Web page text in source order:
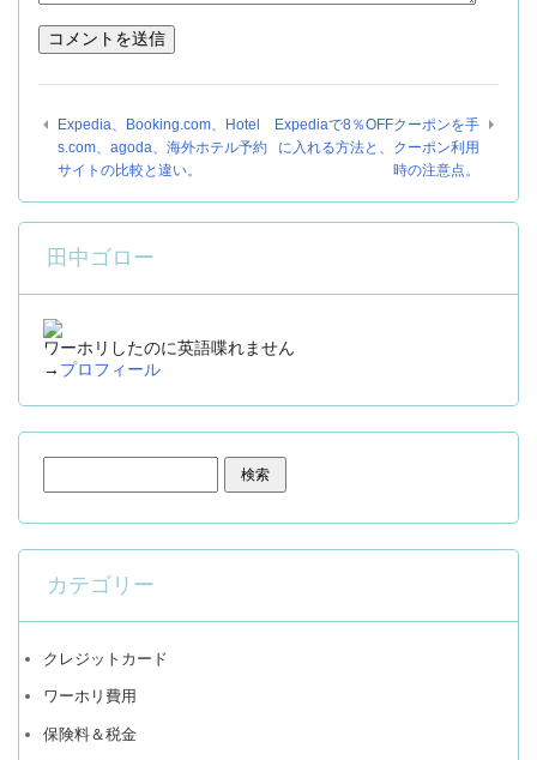
Expedia、Booking.com、Hotel
s.com、agoda、海外ホテル予約
サイトの比較と違い。
Expediaで8％OFFクーポンを手
に入れる方法と、クーポン利用
時の注意点。
田中ゴロー
ワーホリしたのに英語喋れません
→ プロフィール
カテゴリー
クレジットカード
ワーホリ費用
保険料＆税金